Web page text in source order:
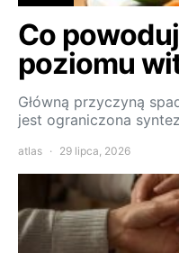
Co
poziomu
Główną przyczyną
jest ograniczona
atlas 29 lipca, 2026